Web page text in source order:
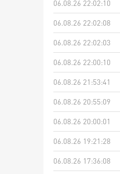
06.08.26 22:02:10
06.08.26 22:02:08
06.08.26 22:02:03
06.08.26 22:00:10
06.08.26 21:53:41
06.08.26 20:55:09
06.08.26 20:00:01
06.08.26 19:21:28
06.08.26 17:36:08